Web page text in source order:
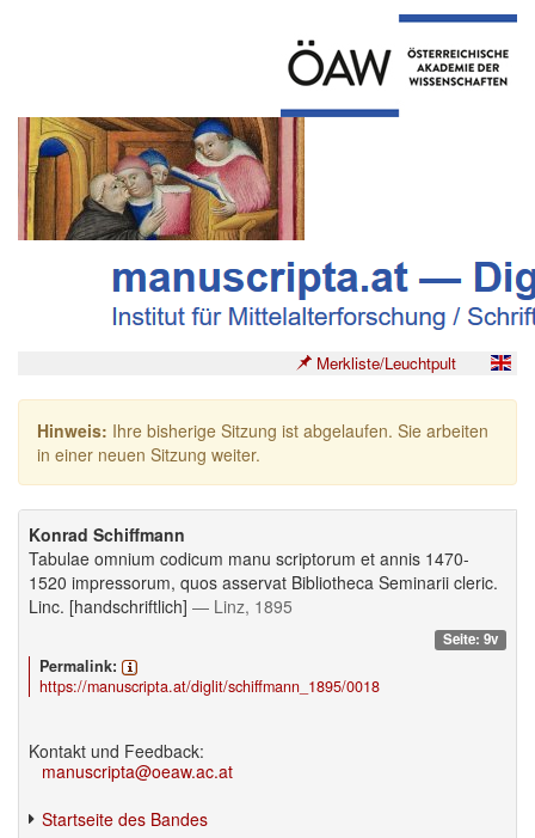
Merkliste/Leuchtpult
Hinweis: Ihre bisherige Sitzung ist abgelaufen. Sie arbeiten
in einer neuen Sitzung weiter.
Konrad Schiffmann
Tabulae omnium codicum manu scriptorum et annis 1470-
1520 impressorum, quos asservat Bibliotheca Seminarii cleric.
Linc. [handschriftlich] — Linz, 1895
Seite: 9v
Permalink:
https://manuscripta.at/diglit/schiffmann_1895/0018
Kontakt und Feedback:
manuscripta@oeaw.ac.at
Startseite des Bandes